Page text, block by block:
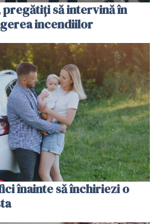
să intervină în
incendiilor
înainte să închiriezi o